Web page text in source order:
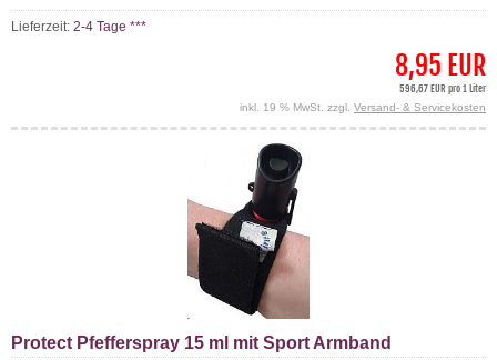
Lieferzeit: 2-4 Tage ***
8,95 EUR
596,67 EUR pro 1 Liter
inkl. 19 % MwSt. zzgl. Versand- & Servicekosten
Protect Pfefferspray 15 ml mit Sport Armband